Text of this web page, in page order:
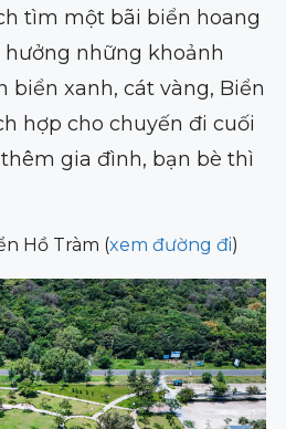
tìm một bãi biển hoang
hưởng những khoảnh
biển xanh, cát vàng, Biển
hợp cho chuyến đi cuối
gia đình, bạn bè thì
Hồ Tràm (xem đường đi)